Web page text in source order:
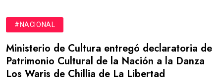
#NACIONAL
Ministerio de Cultura entregó declaratoria de
Patrimonio Cultural de la Nación a la Danza
Los Waris de Chillia de La Libertad